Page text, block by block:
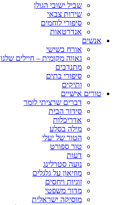
שביל ישובי הגולן
שירות צבאי
סיפורי לוחמים
אנדרטאות
אנשים
אורח בשישי
גאווה מקומית – חיילים שלנו
מתנדבים
סיפורי בתים
ותיקים
טורים אישיים
דברים שרציתי לומר
סידור הבית
אדריכלות
מילה בסלע
הטור של יעלי
טור ספורט
דעות
נועה סטרלינג
מוזיאון על גלגלים
זוגיות ויחסים
מדור משפטי
מוסיקה ישראלית